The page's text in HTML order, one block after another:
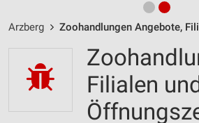
Arzberg Zoohandlungen Angebote,
Filialen